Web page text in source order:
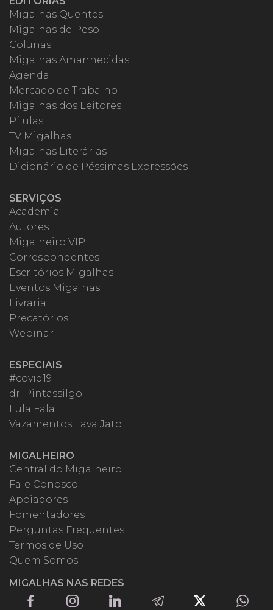
Migalhas Quentes
Migalhas de Peso
Colunas
Migalhas Amanhecidas
Agenda
Mercado de Trabalho
Migalhas dos Leitores
Pílulas
TV Migalhas
Migalhas Literárias
Dicionário de Péssimas Expressões
SERVIÇOS
Academia
Autores
Migalheiro VIP
Correspondentes
Escritórios Migalhas
Eventos Migalhas
Livraria
Precatórios
Webinar
ESPECIAIS
#covid19
dr. Pintassilgo
Lula Fala
Vazamentos Lava Jato
MIGALHEIRO
Central do Migalheiro
Fale Conosco
Apoiadores
Fomentadores
Perguntas Frequentes
Termos de Uso
Quem Somos
MIGALHAS NAS REDES